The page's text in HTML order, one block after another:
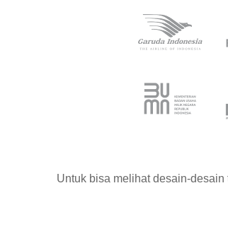
Untuk bisa melihat desain-desain